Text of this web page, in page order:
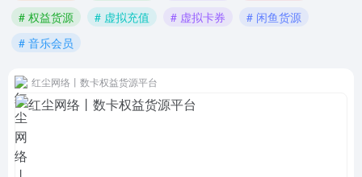
# 权益货源
# 虚拟充值 # 虚拟卡券
# 闲鱼货源
# 音乐会员
红尘网络丨数卡权益货源平台